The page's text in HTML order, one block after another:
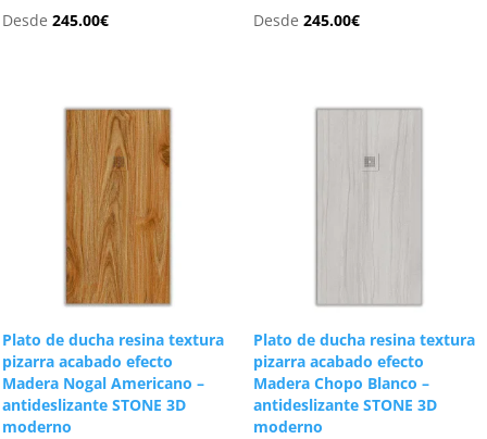
Desde245.00€
Desde 245.00€
Plato de ducha resina textura
pizarra acabado efecto
Madera Nogal Americano –
antideslizante STONE 3D
moderno
Plato de ducha resina textura
pizarra acabado efecto
Madera Chopo Blanco –
antideslizante STONE 3D
moderno